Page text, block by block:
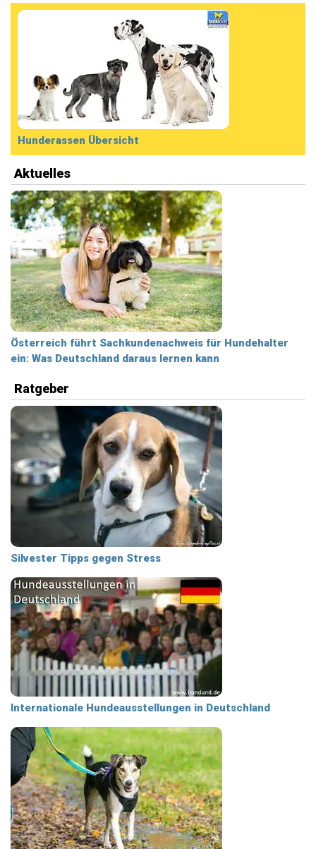
Hunderassen Übersicht
Aktuelles
Österreich führt Sachkundenachweis für Hundehalter
ein: Was Deutschland daraus lernen kann
Ratgeber
Silvester Tipps gegen Stress
Internationale Hundeausstellungen in Deutschland